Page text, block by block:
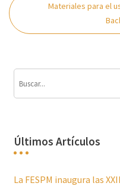
Materiales para el
Últimos Artículos
La FESPM inaugura las